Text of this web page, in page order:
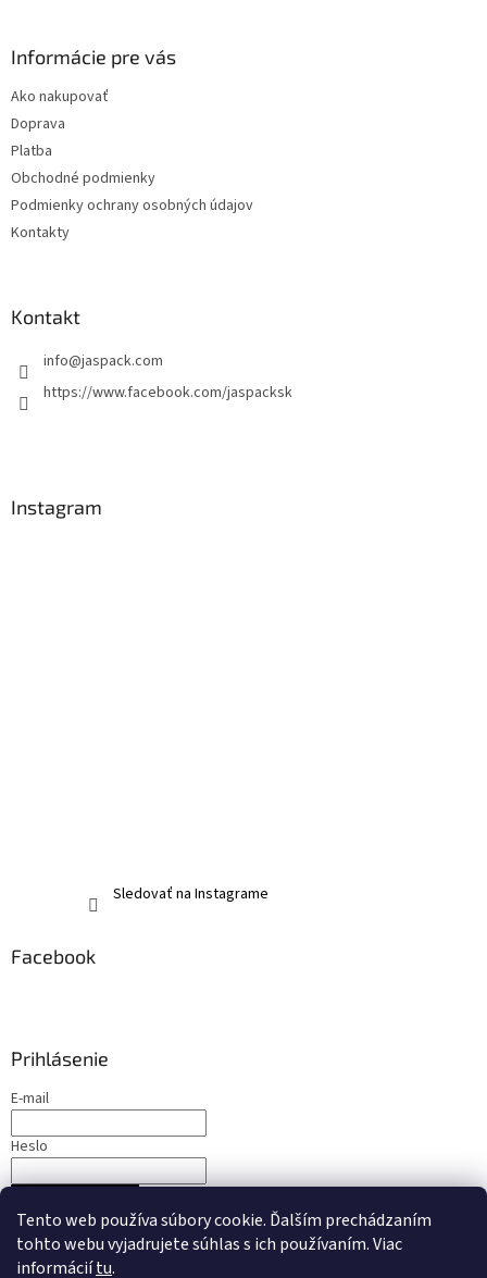
Tento web používa súbory cookie. Ďalším prechádzaním
tohto webu vyjadrujete súhlas s ich používaním. Viac
informáciítu.
Informácie pre vás
Ako nakupovať
Doprava
Platba
Obchodné podmienky
Podmienky ochrany osobných údajov
Kontakty
Kontakt
info@jaspack.com
https://www.facebook.com/jaspacksk
Instagram
Sledovať na Instagrame
Facebook
Prihlásenie
E-mail
Heslo
Nová registráciaZabudnuté heslo